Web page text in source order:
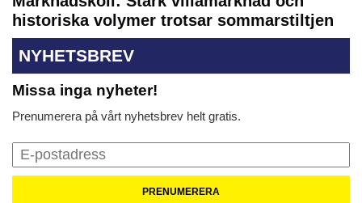
historiska volymer trotsar sommarstiltjen
NYHETSBREV
Missa inga nyheter!
Prenumerera på vårt nyhetsbrev helt gratis.